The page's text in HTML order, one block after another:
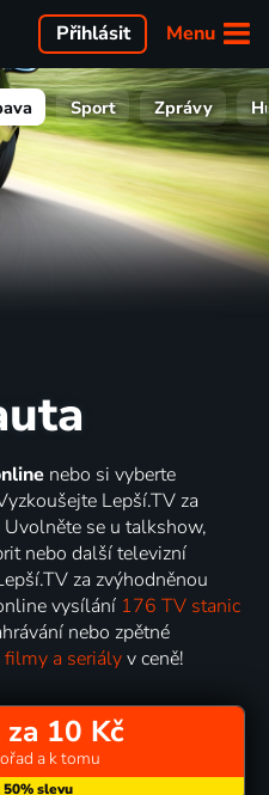
Menu
Přihlásit
Sport Zprávy
nebo si vyberte
Lepší.TV za
se u talkshow,
nebo další televizní
za zvýhodněnou
vysílání 176 TV stanic
nebo zpětné
a seriályv ceně!
10 Kč
a k tomu